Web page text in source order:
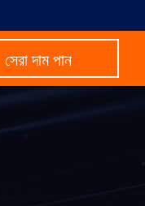
সেরা দাম পান